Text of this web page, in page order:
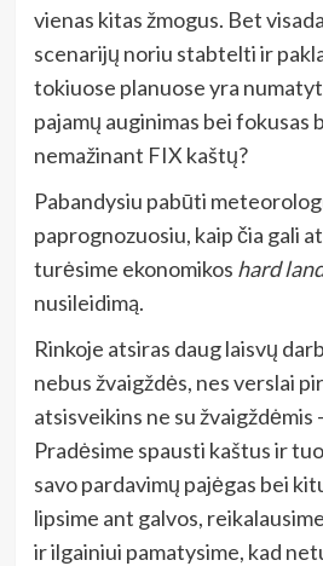
vienas kitas žmogus. Bet
scenarijų noriu stabtelti ir
tokiuose planuose yra
pajamų auginimas bei fokusas
nemažinant FIX kaštų?
Pabandysiu pabūti
paprognozuosiu, kaip čia gali
turėsime ekonomikos hard
nusileidimą.
Rinkoje atsiras daug laisvų
nebus žvaigždės, nes verslai
atsisveikins ne su žvaigždėmis
Pradėsime spausti kaštus ir
savo pardavimų pajėgas bei
lipsime ant galvos,
ir ilgainiui pamatysime, kad